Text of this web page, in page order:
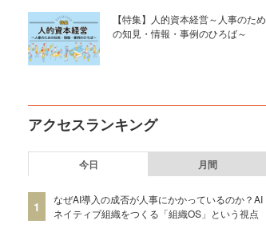
【特集】人的資本経営～人事のため
の知見・情報・事例のひろば～
アクセスランキング
今日 月間
1
なぜAI導入の成否が人事にかかっているのか？AI
ネイティブ組織をつくる「組織OS」という視点